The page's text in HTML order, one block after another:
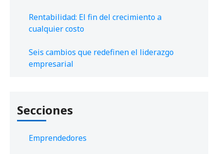
Rentabilidad: El fin del crecimiento a
cualquier costo
Seis cambios que redefinen el liderazgo
empresarial
Secciones
Emprendedores